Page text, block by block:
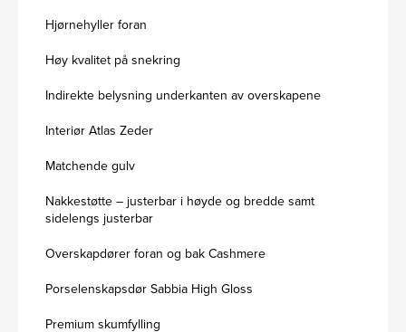
Hjørnehyller foran
Høy kvalitet på snekring
Indirekte belysning underkanten av overskapene
Interiør Atlas Zeder
Matchende gulv
Nakkestøtte – justerbar i høyde og bredde samt
sidelengs justerbar
Overskapdører foran og bak Cashmere
Porselenskapsdør Sabbia High Gloss
Premium skumfylling